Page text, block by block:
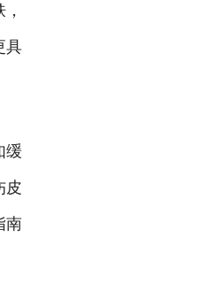
具
缓
皮
南